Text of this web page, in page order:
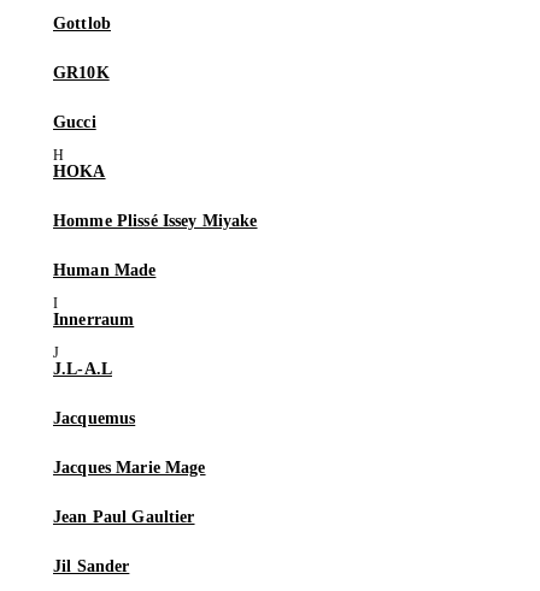
Gottlob
GR10K
Gucci
HOKA
Homme Plissé Issey Miyake
Human Made
Innerraum
J.L-A.L
Jacquemus
Jacques Marie Mage
Jean Paul Gaultier
Jil Sander